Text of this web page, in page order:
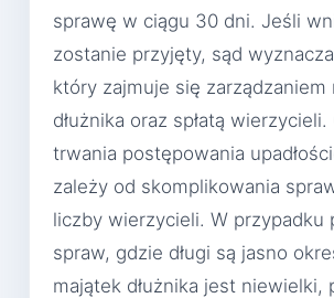
sprawę w ciągu 30 dni. Jeśli
zostanie przyjęty, sąd
który zajmuje się zarządzaniem
dłużnika oraz spłatą wierzycieli.
trwania postępowania
zależy od skomplikowania
liczby wierzycieli. W przypadku
spraw, gdzie długi są jasno
majątek dłużnika jest niewielki,